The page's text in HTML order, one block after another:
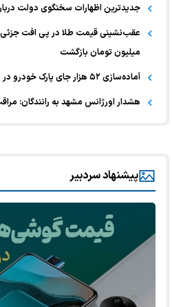
جدیدترین اظهارات سخنگوی دولت
میلیون تومان بازگشت
آماده‌سازی ۵۲ هزار جای پارک خودرو در مشهد برای دهه پایانی صفر
هشدار اورژانس مشهد به رانندگان:
پیشنهاد سردبیر